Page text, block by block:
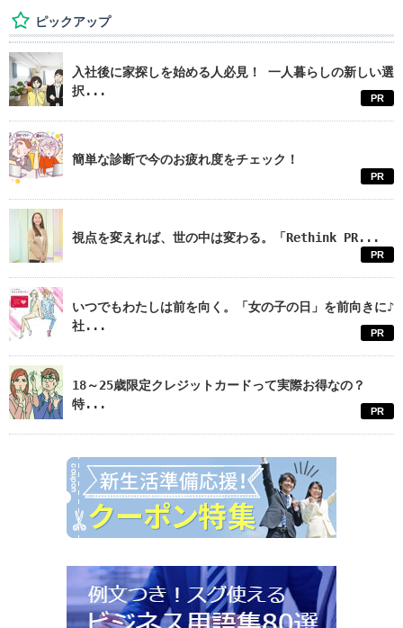
ピックアップ
入社後に家探しを始める人必見！ 一人暮らしの新しい選
択...
PR
簡単な診断で今のお疲れ度をチェック！
PR
視点を変えれば、世の中は変わる。「Rethink PR...
PR
いつでもわたしは前を向く。「女の子の日」を前向きに♪
社...
PR
18～25歳限定クレジットカードって実際お得なの？
特...
PR